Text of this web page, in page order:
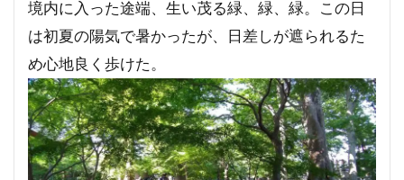
境内に入った途端、生い茂る緑、緑、緑。この日
は初夏の陽気で暑かったが、日差しが遮られるた
め心地良く歩けた。